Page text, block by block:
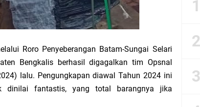
Layanan Pensiun ASN melalui Sinergi dengan BRK Syariah
Komitmen BNPP RI Kawal Pembangunan Kawasan
Lagi-Lagi Fitnah Penipuan Terpa Bidang Saspras Disdik Kepulauan
Roro Penyeberangan Batam-Sungai Selari
Bengkalis berhasil digagalkan tim Opsnal
lalu. Pengungkapan diawal Tahun 2024 ini
dinilai fantastis, yang total barangnya jika